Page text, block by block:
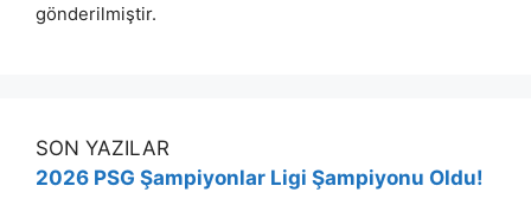
gönderilmiştir.
SON YAZILAR
2026 PSG Şampiyonlar Ligi Şampiyonu Oldu!